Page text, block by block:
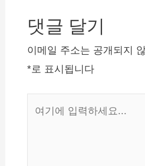
모바일로 간편하게 신청 가
능한 것이 장점입니다.…
게
댓글 달기
이메일 주소는 공개되지
*로 표시됩니다